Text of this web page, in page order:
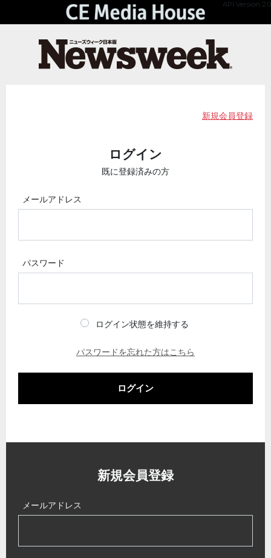
API Version 2.0
新規会員登録
ログイン
既に登録済みの方
メールアドレス
パスワード
ログイン状態を維持する
パスワードを忘れた方はこちら
ログイン
新規会員登録
メールアドレス